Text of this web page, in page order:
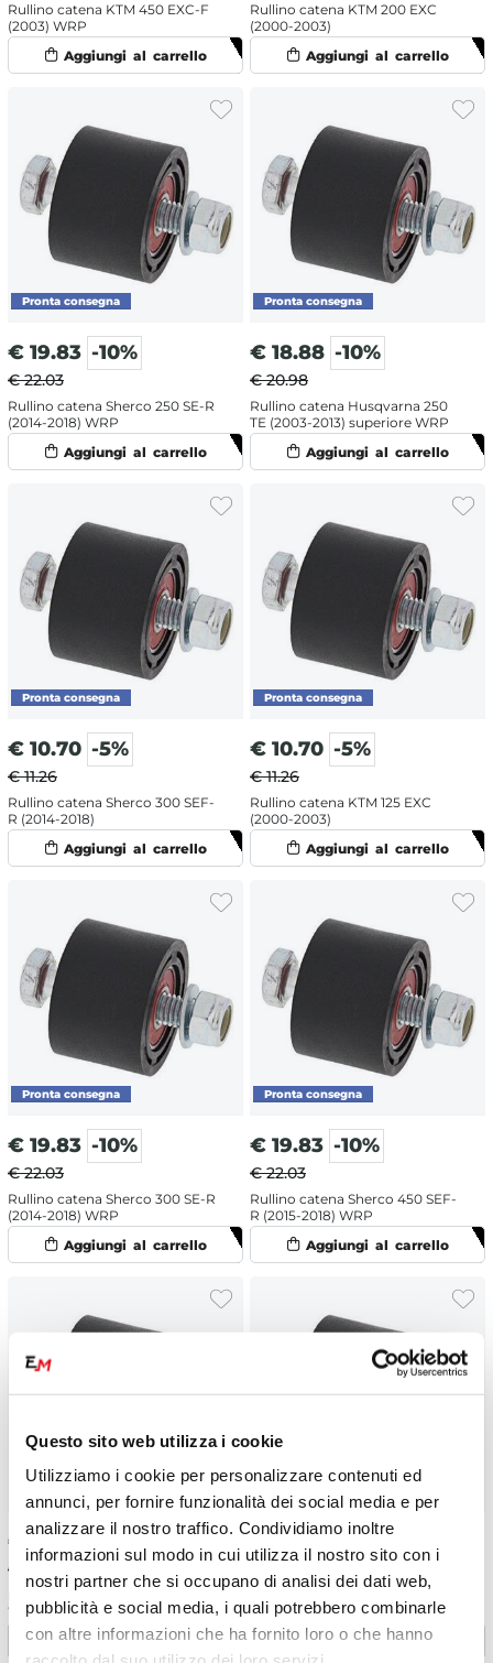
Questo sito web utilizza i cookie
Utilizziamo i cookie per personalizzare contenuti ed
annunci, per fornire funzionalità dei social media e per
analizzare il nostro traffico. Condividiamo inoltre
informazioni sul modo in cui utilizza il nostro sito con i
nostri partner che si occupano di analisi dei dati web,
pubblicità e social media, i quali potrebbero combinarle
con altre informazioni che ha fornito loro o che hanno
Rullino catena KTM 450 EXC-F
(2003) WRP
Rullino catena KTM 200 EXC
(2000-2003)
€ 19.83 -10%
€ 22.03
Rullino catena Sherco 250 SE-R
(2014-2018) WRP
€ 18.88 -10%
€ 20.98
Rullino catena Husqvarna 250
TE (2003-2013) superiore WRP
€ 10.70 -5%
€ 11.26
Rullino catena Sherco 300 SEF-
R (2014-2018)
€ 10.70 -5%
€ 11.26
Rullino catena KTM 125 EXC
(2000-2003)
€ 19.83 -10%
€ 22.03
Rullino catena Sherco 300 SE-R
(2014-2018) WRP
€ 19.83 -10%
€ 22.03
Rullino catena Sherco 450 SEF-
R (2015-2018) WRP
€ 18.88 -10%
€ 20.98
Rullino catena Husqvarna 125
WR (1996-2013) inferiore WRP
€ 10.70 -5%
R (2015-2018)